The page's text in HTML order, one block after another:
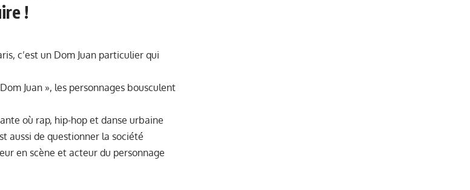
!
c’est un Dom Juan particulier qui
Juan », les personnages bousculent
où rap, hip-hop et danse urbaine
aussi de questionner la société
en scène et acteur du personnage